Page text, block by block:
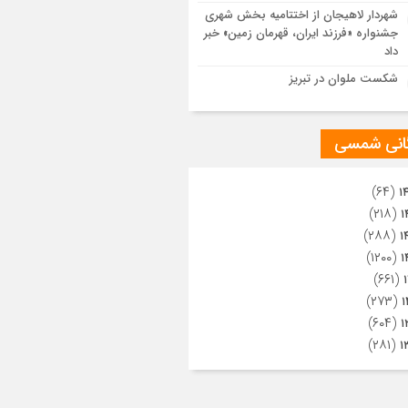
از تراکم جمعیت حاضر در میدان
نجف اشرف
شهردار لاهیجان از اختتامیه بخش شهری
جشنواره «فرزند ایران، قهرمان زمین» خبر
داد
شکست ملوان در تبریز
شمسی
(۶۴)
(۲۱۸)
(۲۸۸)
(۱۲۰۰)
(۶۶۱)
(۲۷۳)
(۶۰۴)
(۲۸۱)